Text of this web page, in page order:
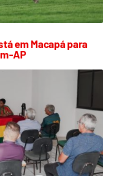
em Macapá para
AP